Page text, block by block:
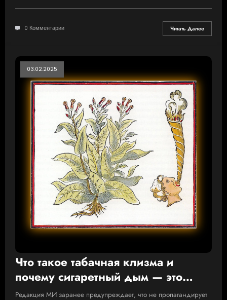
0 Комментарии Читать Далее
03.02.2025
Что такое табачная клизма и
почему сигаретный дым — это
«Пердеж Дьявола»
Редакция МИ заранее предупреждает, что не пропагандирует